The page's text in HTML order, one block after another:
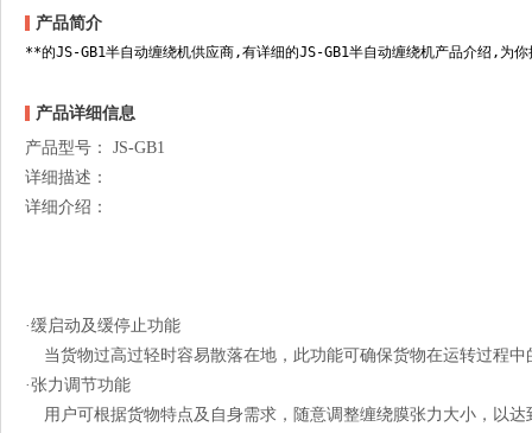
产品简介
**的JS-GB1半自动缠绕机供应商,有详细的JS-GB1半自动缠绕机产品介绍,为
产品详细信息
产品型号： JS-GB1
详细描述：
详细介绍：
·缓启动及缓停止功能
当货物过高过轻时容易散落在地，此功能可确保货物在运转过程
·张力调节功能
用户可根据货物特点及自身需求，随意调整缠绕膜张力大小，以